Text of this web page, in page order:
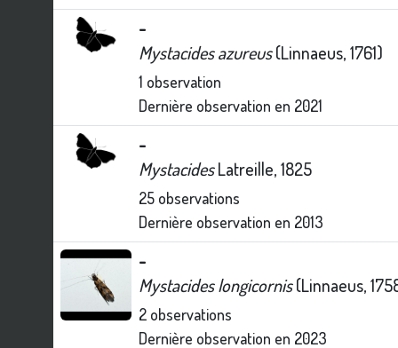
-
Mystacides azureus(Linnaeus, 1761)
1 observation
Dernière observation en 2021
-
MystacidesLatreille, 1825
25 observations
Dernière observation en 2013
-
Mystacides longicornis(Linnaeus,
2 observations
Dernière observation en 2023